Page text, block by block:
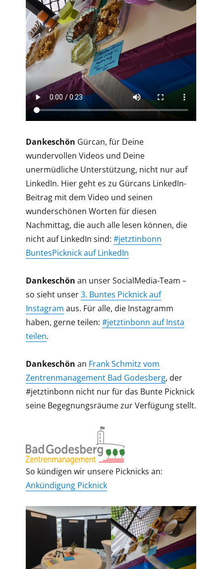
Dankeschön Gürcan, für Deine
wundervollen Videos und Deine
unermüdliche Unterstützung, nicht nur auf
LinkedIn. Hier geht es zu Gürcans LinkedIn-
Beitrag mit dem Video und seinen
wunderschönen Worten für diesen
Nachmittag, die auch alle lesen können, die
nicht auf LinkedIn sind: #jetztinbonn
BuntesPicknick auf LinkedIn
Dankeschön an unser SocialMedia-Team –
so sieht unser3. Buntes Picknick auf
Instagram aus. Für alle, die Instagramm
haben, gerne teilen: #jetztinbonn auf Insta
teilen.
Dankeschön an Frank Schmitz vom
Zentrenmanagement Bad Godesberg, der
#jetztinbonn nicht nur für das Bunte Picknick
seine Begegnungsräume zur Verfügung stellt.
So kündigen wir unsere Picknicks an:
Ankündigung Picknick